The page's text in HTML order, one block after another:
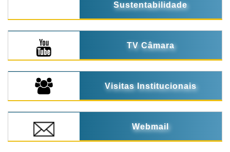
Sustentabilidade
TV Câmara
Visitas Institucionais
Webmail